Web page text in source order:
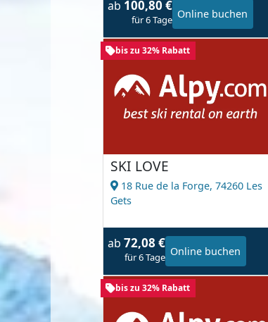
ab 100,80 €
für 6 Tage Online buchen
bis zu 32% Rabatt
SKI LOVE
18 Rue de la Forge, 74260 Les
Gets
ab 72,08 €
für 6 Tage Online buchen
bis zu 32% Rabatt